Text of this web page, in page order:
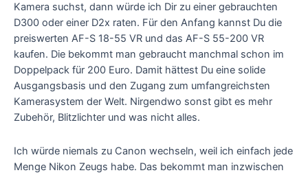
Kamera suchst, dann würde ich Dir zu einer gebrauchten
D300 oder einer D2x raten. Für den Anfang kannst Du die
preiswerten AF-S 18-55 VR und das AF-S 55-200 VR
kaufen. Die bekommt man gebraucht manchmal schon im
Doppelpack für 200 Euro. Damit hättest Du eine solide
Ausgangsbasis und den Zugang zum umfangreichsten
Kamerasystem der Welt. Nirgendwo sonst gibt es mehr
Zubehör, Blitzlichter und was nicht alles.
Ich würde niemals zu Canon wechseln, weil ich einfach jede
Menge Nikon Zeugs habe. Das bekommt man inzwischen